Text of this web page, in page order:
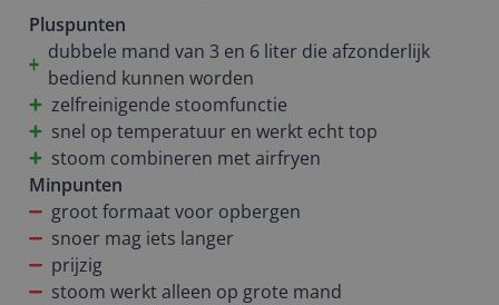
afzonderlijk ingesteld worden. De automatisch
stoomreinigingsfunctie is echt een gigantisch
pluspunt, omdat schoonmaken een lastige en
tijdrovende klus is. Let wel deze stoomfunctie is
alleen voor de grote mand. door deze optie kun je
groenten en aardappels en vlees ook stoomfrituren.
Pluspunten
dubbele mand van 3 en 6 liter die afzonderlijk
bediend kunnen worden
zelfreinigende stoomfunctie
snel op temperatuur en werkt echt top
stoom combineren met airfryen
Minpunten
groot formaat voor opbergen
snoer mag iets langer
prijzig
stoom werkt alleen op grote mand